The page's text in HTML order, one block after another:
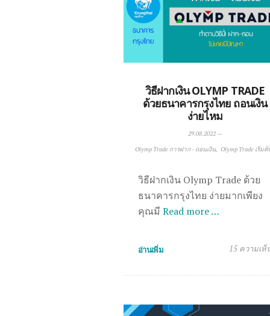
วิธีฝากเงิน OLYMP TRADE
ด้วยธนาคารกรุงไทย ถอนเงิน
ง่ายไหม
29.08.2022—
Olymp Trade การฝาก - ถอนเงิน
Olymp Trade เริ่มต้
วิธีฝากเงิน Olymp Trade ด้วย
ธนาคารกรุงไทย ง่ายมากเพียง
คุณมี Read more …
อ่านเพิ่ม 15 ความเห็